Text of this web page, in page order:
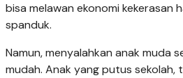
bisa melawan ekonomi kekerasan
spanduk.
Namun, menyalahkan anak muda
mudah. Anak yang putus sekolah,